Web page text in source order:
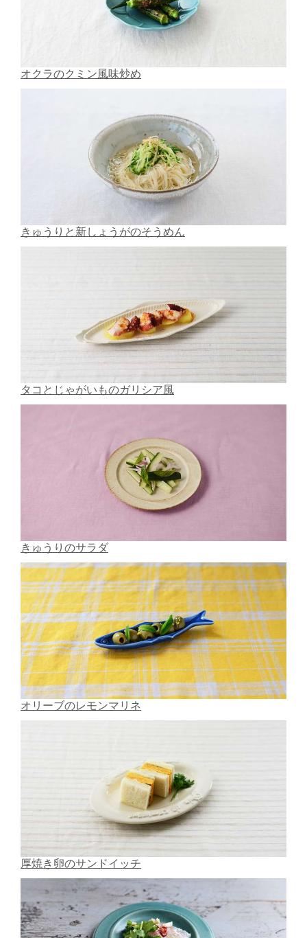
オクラのクミン風味炒め
きゅうりと新しょうがのそうめん
タコとじゃがいものガリシア風
きゅうりのサラダ
オリーブのレモンマリネ
厚焼き卵のサンドイッチ